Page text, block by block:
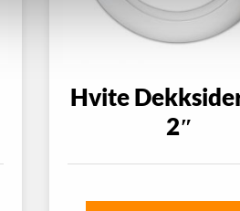
Hvite
2″